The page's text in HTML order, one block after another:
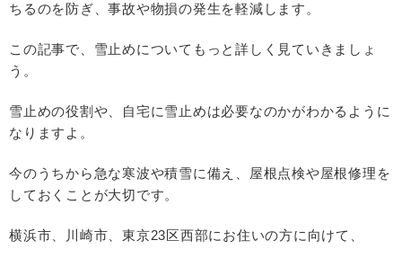
ちるのを防ぎ、事故や物損の発生を軽減します。
この記事で、雪止めについてもっと詳しく見ていきましょ
う。
雪止めの役割や、自宅に雪止めは必要なのかがわかるように
なりますよ。
今のうちから急な寒波や積雪に備え、屋根点検や屋根修理を
しておくことが大切です。
横浜市、川崎市、東京23区西部にお住いの方に向けて、